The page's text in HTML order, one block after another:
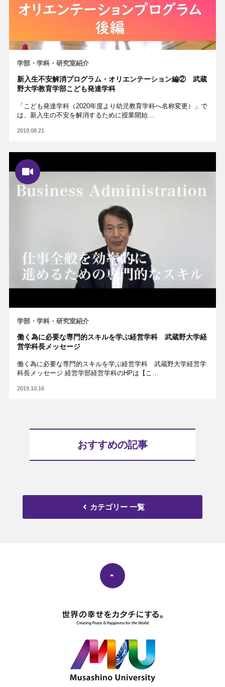
学部・学科・研究室紹介
新入生不安解消プログラム・オリエンテーション編② 武蔵
野大学教育学部こども発達学科
「こども発達学科（2020年度より幼児教育学科へ名称変更）」で
は、新入生の不安を解消するために授業開始…
2019.08.21
学部・学科・研究室紹介
働く為に必要な専門的スキルを学ぶ経営学科 武蔵野大学経
営学科長メッセージ
働く為に必要な専門的スキルを学ぶ経営学科 武蔵野大学経営学
科長メッセージ 経営学部経営学科のHPは【こ…
2019.10.16
おすすめの記事
カテゴリー 一覧